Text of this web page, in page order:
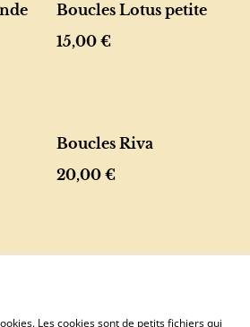
Boucles Lotus petite
15,00 €
Boucles Riva
20,00 €
Les cookies sont de petits fichiers qui